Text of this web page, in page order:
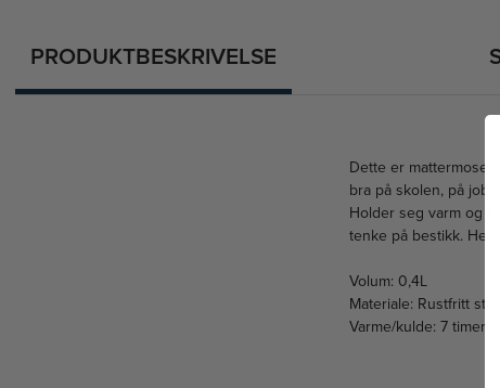
PRODUKTBESKRIVELSE
Dette er
bra på skolen, på
Holder seg varm og
tenke på bestikk.
Volum: 0,4L
Materiale: Rustfritt stål
Varme/kulde: 7 timer